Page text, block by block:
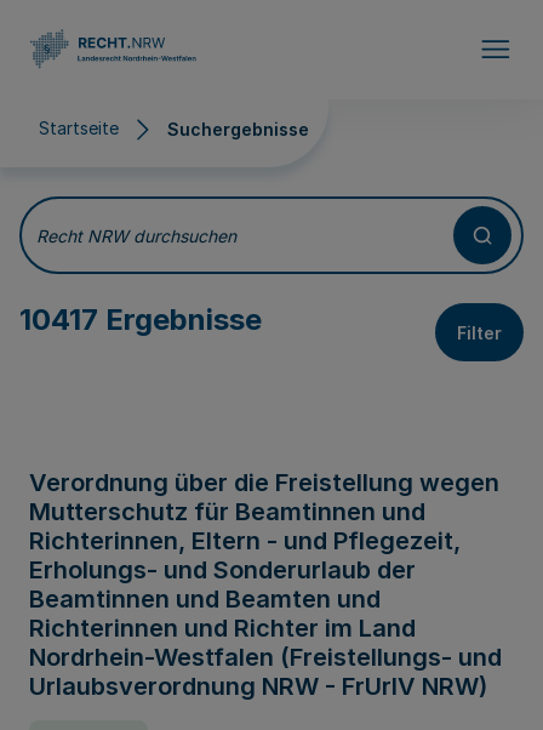
Startseite Suchergebnisse
Suchergebnisse
Recht NRW durchsuchen
10417 Ergebnisse Filter
Verordnung über die Freistellung wegen
Mutterschutz für Beamtinnen und
Richterinnen, Eltern - und Pflegezeit,
Erholungs- und Sonderurlaub der
Beamtinnen und Beamten und
Richterinnen und Richter im Land
Nordrhein-Westfalen (Freistellungs- und
Urlaubsverordnung NRW - FrUrlV NRW)